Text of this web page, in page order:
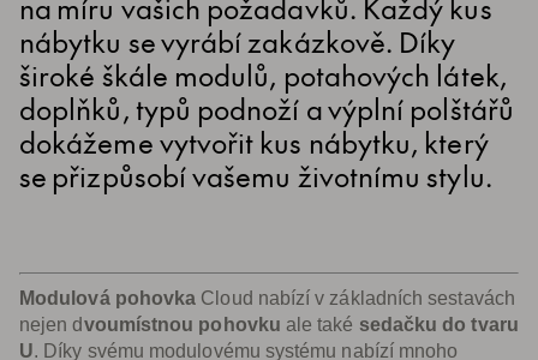
na míru vašich požadavků. Každý kus
nábytku se vyrábí zakázkově. Díky
široké škále modulů, potahových látek,
doplňků, typů podnoží a výplní polštářů
dokážeme vytvořit kus nábytku, který
se přizpůsobí vašemu životnímu stylu.
Modulová pohovka Cloud nabízí v základních sestavách
nejen dvoumístnou pohovku ale také sedačku do tvaru
U. Díky svému modulovému systému nabízí mnoho